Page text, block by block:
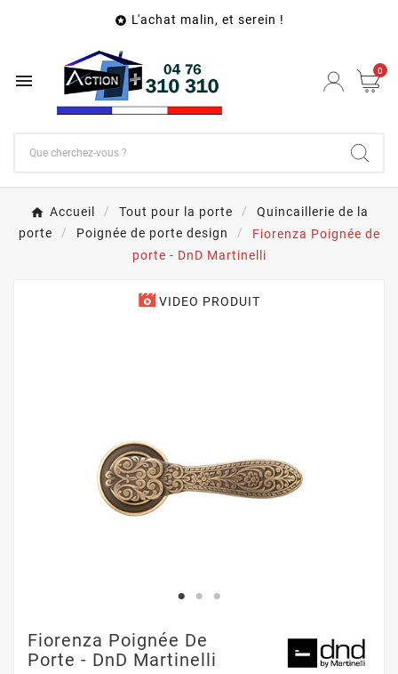
 L'achat malin, et serein !
 0
Accueil Tout pour la porte
Quincaillerie de la
porte
Poignée de porte design
Fiorenza Poignée de
porte - DnD Martinelli
VIDEO PRODUIT
Fiorenza Poignée De
Porte - DnD Martinelli